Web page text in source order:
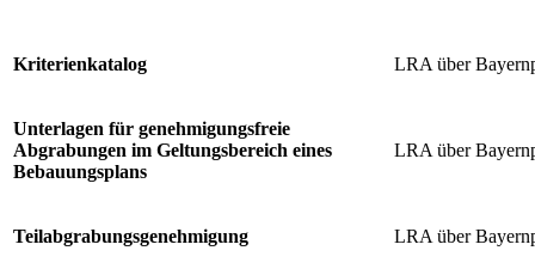
Kriterienkatalog LRA über
Unterlagen für genehmigungsfreie
Abgrabungen im Geltungsbereich eines
Bebauungsplans
LRA über
Teilabgrabungsgenehmigung LRA über